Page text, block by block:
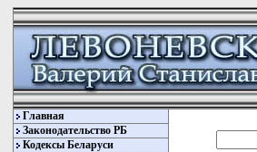
Главная
Законодательство РБ
Кодексы Беларуси